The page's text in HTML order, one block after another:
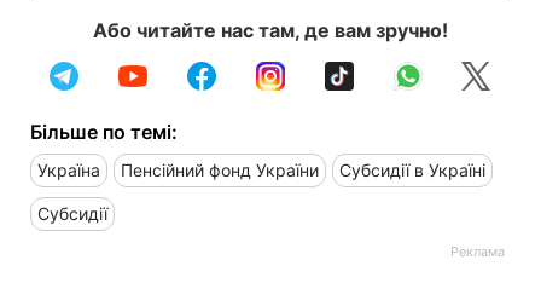
Або читайте нас там, де вам зручно!
Більше по темі:
Україна Пенсійний фонд України Субсидії в Україні
Субсидії